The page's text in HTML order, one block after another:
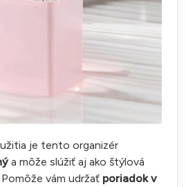
je tento organizér
a môže slúžiť aj ako štýlová
vám udržať poriadok v